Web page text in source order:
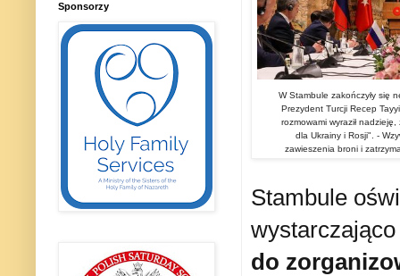
Prezydent Turcji Recep
rozmowami wyraził
dla Ukrainy i Rosji". -
zawieszenia broni i
Stambule
do
Sponsorzy